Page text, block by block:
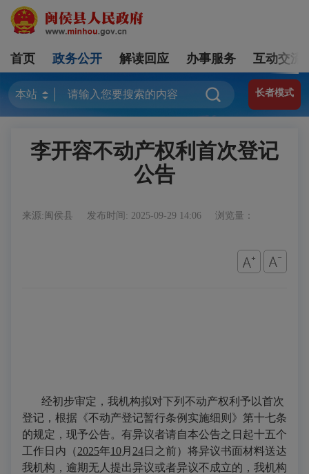
首页 政务公开 解读回应 办事服务 互动交流
长者模式
李开容不动产权利首次登记
公告
来源:闽侯县 发布时间: 2025-09-29 14:06 浏览量：
经初步审定，我机构拟对下列不动产权利予以首次
登记，根据《不动产登记暂行条例实施细则》第十七条
的规定，现予公告。有异议者请自本公告之日起十五个
工作日内（2025年10月 24日之前）将异议书面材料送达
我机构，逾期无人提出异议或者异议不成立的，我机构